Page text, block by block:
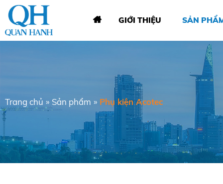
GIỚI THIỆU SẢN
Trang chủ » Sản phẩm » Phụ kiện Acotec